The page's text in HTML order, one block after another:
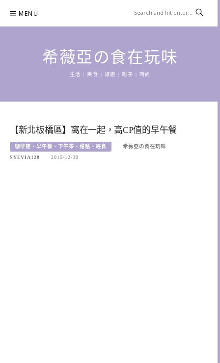
content
MENU
希薇亞の食在玩味
生活 | 美食 | 旅遊 | 親子 | 時尚
【新北板橋區】窩在一起，高CP值的早午餐
咖啡館、早午餐、下午茶、甜點、輕食
希薇亞の食在玩味
SYLVIA128
2015-12-30